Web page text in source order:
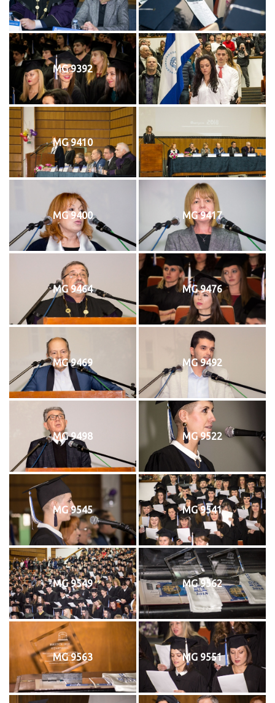
MG 9392
MG 9410
MG 9400 MG 9417
MG 9464 MG 9476
MG 9469 MG 9492
MG 9498 MG 9522
MG 9545 MG 9541
MG 9549 MG 9562
MG 9563 MG 9551